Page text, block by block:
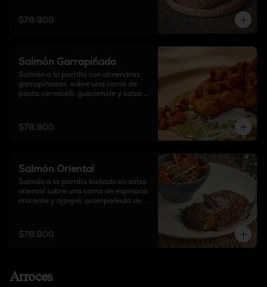
$78.900
Salmón Garrapiñado
Salmón a la parrilla con almendras
garrapiñadas, sobre una cama de
pasta vermicelli, guacamole y salsa
$78.900
Salmón Oriental
Salmón a la parrilla bañado en salsa
oriental sobre una cama de espinaca
crocante y ajonjolí, acompañado de
$78.900
Arroces